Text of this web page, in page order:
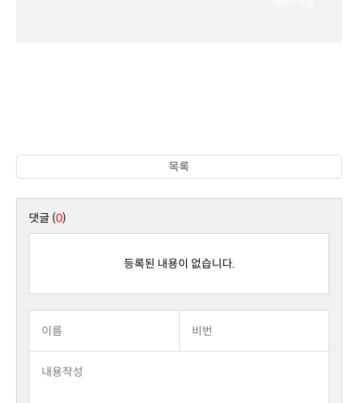
목록
댓글 (0)
등록된 내용이 없습니다.